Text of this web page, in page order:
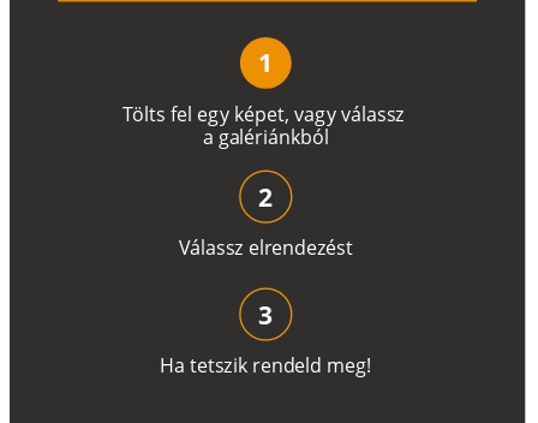
Tölts fel egy képet, vagyválassz
a galériánkból
1
Válassz elrendezést
2
Ha tetszik rendeld meg!
3